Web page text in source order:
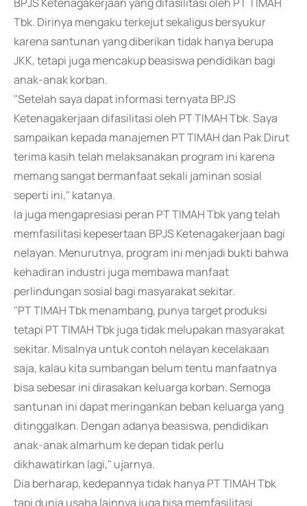
Tbk. Dirinya mengaku terkejut sekaligus bersyukur
karena santunan yang diberikan tidak hanya berupa
JKK, tetapi juga mencakup beasiswa pendidikan bagi
anak-anak korban.
"Setelah saya dapat informasi ternyata BPJS
Ketenagakerjaan difasilitasi oleh PT TIMAH Tbk. Saya
sampaikan kepada manajemen PT TIMAH dan Pak Dirut
terima kasih telah melaksanakan program ini karena
memang sangat bermanfaat sekali jaminan sosial
seperti ini," katanya.
Ia juga mengapresiasi peran PT TIMAH Tbk yang telah
memfasilitasi kepesertaan BPJS Ketenagakerjaan bagi
nelayan. Menurutnya, program ini menjadi bukti bahwa
kehadiran industri juga membawa manfaat
perlindungan sosial bagi masyarakat sekitar.
"PT TIMAH Tbk menambang, punya target produksi
tetapi PT TIMAH Tbk juga tidak melupakan masyarakat
sekitar. Misalnya untuk contoh nelayan kecelakaan
saja, kalau kita sumbangan belum tentu manfaatnya
bisa sebesar ini dirasakan keluarga korban. Semoga
santunan ini dapat meringankan beban keluarga yang
ditinggalkan. Dengan adanya beasiswa, pendidikan
anak-anak almarhum ke depan tidak perlu
dikhawatirkan lagi," ujarnya.
Dia berharap, kedepannya tidak hanya PT TIMAH Tbk
tapi dunia usaha lainnya juga bisa memfasilitasi